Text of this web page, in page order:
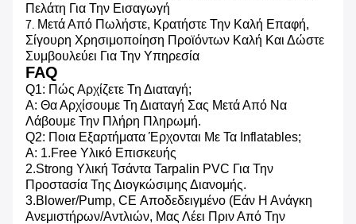
Πελάτη Για Την Εισαγωγή
7. Μετά Από Πωλήστε, Κρατήστε Την Καλή Επαφή,
Σίγουρη Χρησιμοποίηση Προϊόντων Καλή Και Δώστε
Συμβουλεύει Για Την Υπηρεσία
FAQ
Q1: Πώς Αρχίζετε Τη Διαταγή;
Α: Θα Αρχίσουμε Τη Διαταγή Σας Μετά Από Να
Λάβουμε Την Πλήρη Πληρωμή.
Q2: Ποια Εξαρτήματα Έρχονται Με Τα Inflatables;
Α: 1.Free Υλικό Επισκευής
2.Strong Υλική Τσάντα Tarpalin PVC Για Την
Προστασία Της Διογκώσιμης Διανομής.
3.Blower/pump, CE Αποδεδειγμένο (εάν Η Ανάγκη
Ανεμιστήρων/αντλιών, Μας Λέει Πριν Από Την